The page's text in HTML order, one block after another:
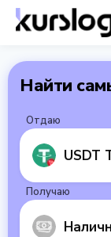
Найти
Отдаю
USDT
Получаю